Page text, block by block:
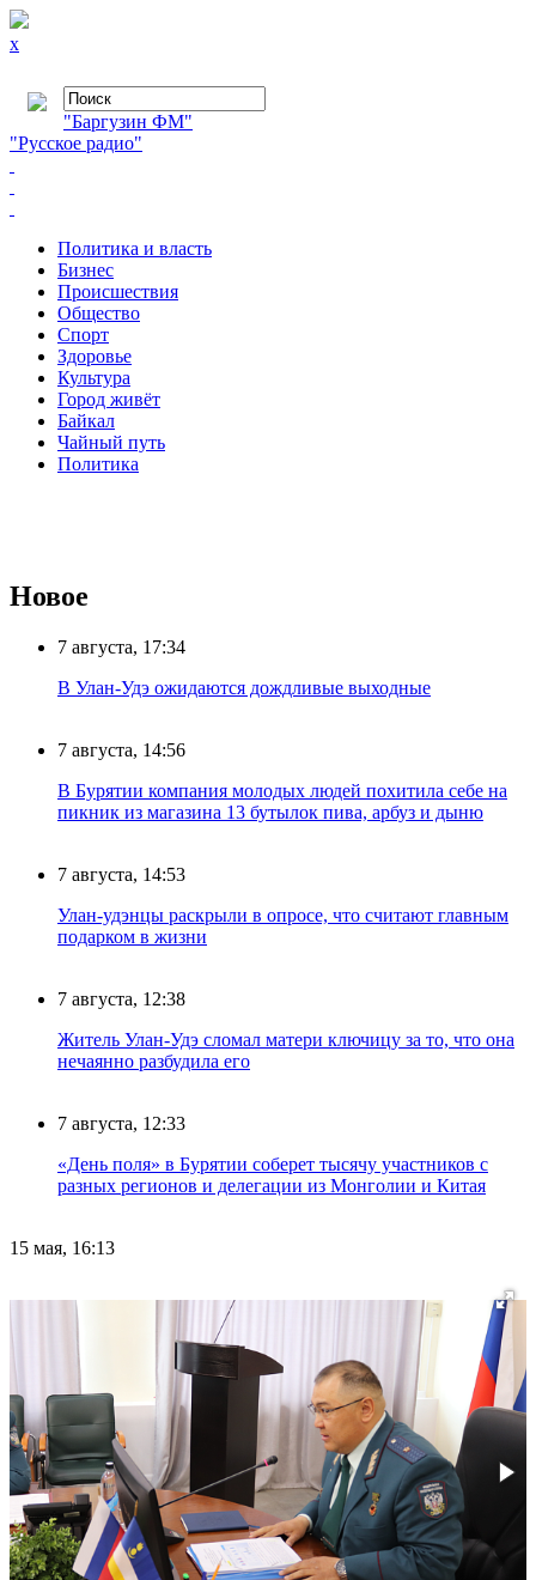
x
"Баргузин ФМ"
"Русское радио"
Политика и власть
Бизнес
Происшествия
Общество
Cпорт
Здоровье
Культура
Город живёт
Байкал
Чайный путь
Политика
Новое
7 августа, 17:34
В Улан-Удэ ожидаются дождливые выходные
7 августа, 14:56
В Бурятии компания молодых людей похитила себе на
пикник из магазина 13 бутылок пива, арбуз и дыню
7 августа, 14:53
Улан-удэнцы раскрыли в опросе, что считают главным
подарком в жизни
7 августа, 12:38
Житель Улан-Удэ сломал матери ключицу за то, что она
нечаянно разбудила его
7 августа, 12:33
«День поля» в Бурятии соберет тысячу участников с
разных регионов и делегации из Монголии и Китая
15 мая, 16:13